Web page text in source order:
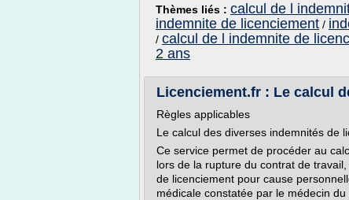
Thèmes liés : calcul de l
indemnite de licenciement /
/ calcul de l indemnite de
2 ans
Licenciement.fr : Le calcul
Règles applicables
Le calcul des diverses indemnités de
Ce service permet de procéder au
lors de la rupture du contrat de
de licenciement pour cause
médicale constatée par le médecin